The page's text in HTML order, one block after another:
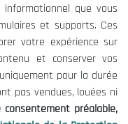
que vous
et supports. Ces
votre expérience sur
et conserver vos
pour la durée
pas vendues, louées ni
préalable,